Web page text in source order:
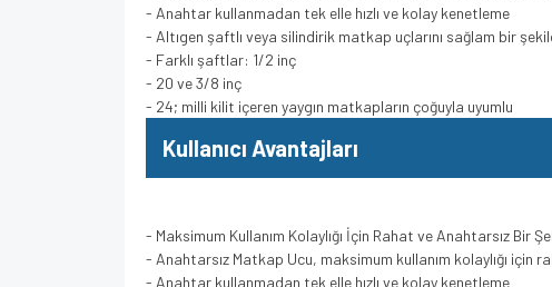
- Anahtar kullanmadan tek elle hızlı ve kolay kenetleme
- Altıgen şaftlı veya silindirik matkap uçlarını sağlam bir
- Farklı şaftlar: 1/2 inç
- 20 ve 3/8 inç
- 24; milli kilit içeren yaygın matkapların çoğuyla uyumlu
Kullanıcı Avantajları
- Maksimum Kullanım Kolaylığı İçin Rahat ve Anahtarsız Bir
- Anahtarsız Matkap Ucu, maksimum kullanım kolaylığı için
- Anahtar kullanmadan tek elle hızlı ve kolay kenetleme